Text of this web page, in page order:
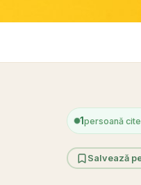
1persoană
Salvează